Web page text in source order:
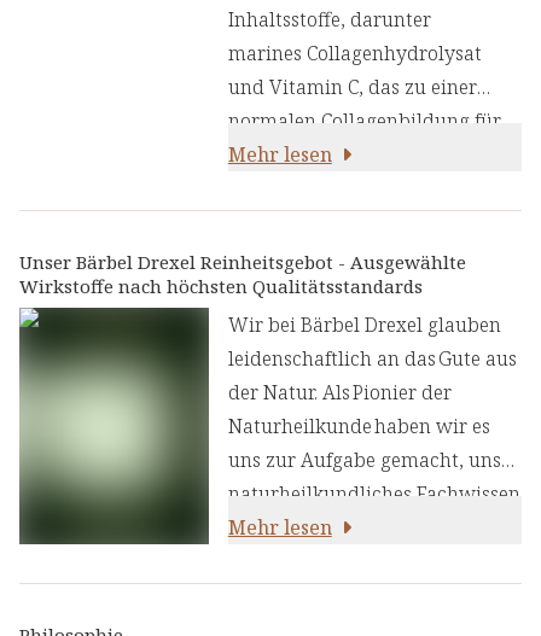
Inhaltsstoffe, darunter
marines Collagenhydrolysat
und Vitamin C, das zu einer
normalen Collagenbildung für
eine normale Funktion der Haut
sich im Laufe des Lebens.
Vitamin Cträgt zu einer
normalen Collagenbildung
für eine normale Funktion
der Haut bei.
Mehr lesen
Unser Bärbel Drexel Reinheitsgebot - Ausgewählte
Wirkstoffe nach höchsten Qualitätsstandards
Wir bei Bärbel Drexel glauben
leidenschaftlich an das Gute aus
der Natur. Als Pionier der
Naturheilkunde haben wir es
uns zur Aufgabe gemacht, unser
naturheilkundliches Fachwissen
und unsere Erfahrung mit den
Mehr lesen